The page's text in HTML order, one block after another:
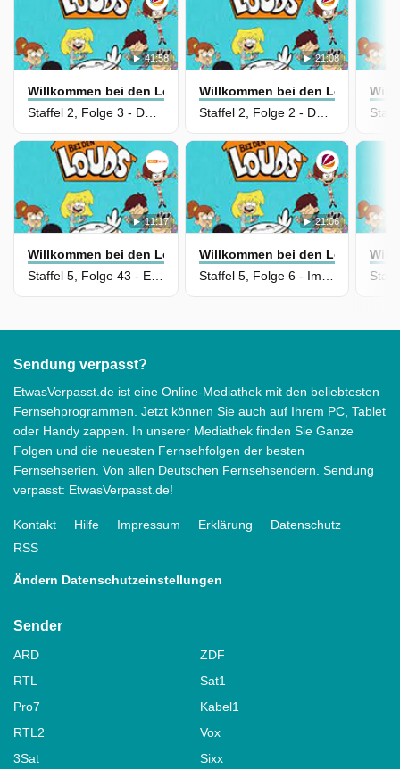
41:58
Willkommen bei den Louds
Staffel 2, Folge 3 - Das Baby-Training / Familien-Zwist
21:08
Willkommen bei den Louds
Staffel 2, Folge 2 - Der Praktikanten-Schreck / Alter Knochen, junger Hund
11:17
Willkommen bei den Louds
21:06
Willkommen bei den Louds
Sendung verpasst?
EtwasVerpasst.de ist eine Online-Mediathek mit den beliebtesten
Fernsehprogrammen. Jetzt können Sie auch auf Ihrem PC, Tablet
oder Handy zappen. In unserer Mediathek finden Sie Ganze
Folgen und die neuesten Fernsehfolgen der besten
Fernsehserien. Von allen Deutschen Fernsehsendern. Sendung
verpasst: EtwasVerpasst.de!
Kontakt Hilfe Impressum Erklärung
Datenschutz
RSS
Ändern Datenschutzeinstellungen
Sender
ARD
ZDF
RTL
Sat1
Pro7
Kabel1
RTL2
Vox
3Sat
Sixx